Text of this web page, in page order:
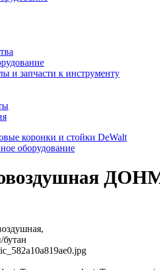
и запчасти к инструменту
коронки и стойки DeWalt
оборудование